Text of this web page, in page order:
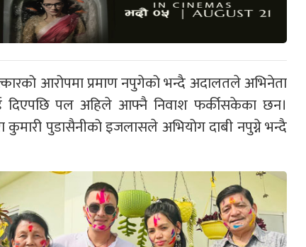
आरोपमा प्रमाण नपुगेको भन्दै अदालतले अभिनेता
पल अहिले आफ्नै निवाश फर्कीसकेका छन।
कुमारी पुडासैनीको इजलासले अभियोग दाबी नपुग्ने भन्दै